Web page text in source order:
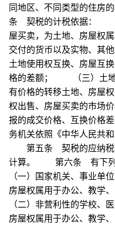
同地区、不同类型的住
条 契税的计税依据：
屋买卖，为土地、房屋权
交付的货币以及实物、
土地使用权互换、房屋互
格的差额； （三）土地
有价格的转移土地、房屋
权出售、房屋买卖的市
报的成交价格、互换价格
务机关依照《中华人民共
第五条 契税的应纳税
计算。 第六条 有下列
（一）国家机关、事业单
房屋权属用于办公、教
（二）非营利性的学校、
房屋权属用于办公、教